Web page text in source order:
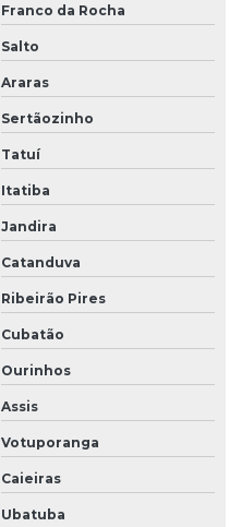
Franco da Rocha
Salto
Araras
Sertãozinho
Tatuí
Itatiba
Jandira
Catanduva
Ribeirão Pires
Cubatão
Ourinhos
Assis
Votuporanga
Caieiras
Ubatuba